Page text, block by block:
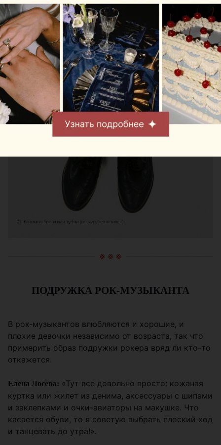
Макияж:сдержанный.
Прическа:заплетаем волосы в хвост или оставляем
распущенными, но гладко причесанными.
ПОДРУЖКА РОК-МУЗЫКАНТА
В рок-музыкантов влюбляются и хорошие, и
плохие девочки независимо от возраста, так что
примерить образ подружки рокера вряд ли кто-то
откажется.
Елена Лосева: «Тут все довольно просто: кожаная
куртка или жилет из денима, аксессуары с шипами
и заклепками и очки-авиаторы на макушке. Что
касается обуви, то я советую выбрать плоский ход
и танцевать до утра!».